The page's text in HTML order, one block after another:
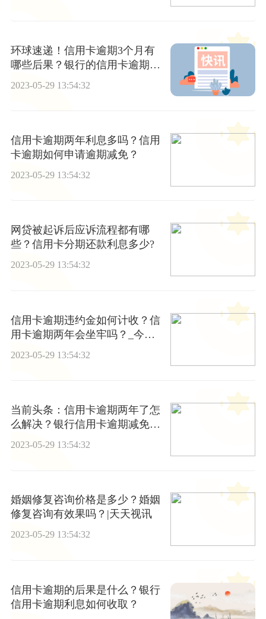
环球速递！信用卡逾期3个月有
哪些后果？银行的信用卡逾期会
2023-05-29 13:54:32
信用卡逾期两年利息多吗？信用
卡逾期如何申请逾期减免？
2023-05-29 13:54:32
网贷被起诉后应诉流程都有哪
些？信用卡分期还款利息多少?
2023-05-29 13:54:32
信用卡逾期违约金如何计收？信
用卡逾期两年会坐牢吗？_今日
2023-05-29 13:54:32
当前头条：信用卡逾期两年了怎
么解决？银行信用卡逾期减免政
策
2023-05-29 13:54:32
婚姻修复咨询价格是多少？婚姻
修复咨询有效果吗？|天天视讯
2023-05-29 13:54:32
信用卡逾期的后果是什么？银行
信用卡逾期利息如何收取？